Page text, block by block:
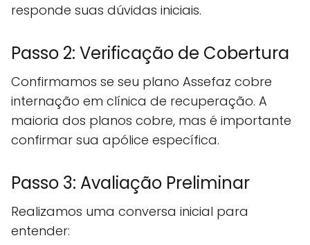
responde suas dúvidas iniciais.
Passo 2: Verificação de Cobertura
Confirmamos se seu plano Assefaz cobre
internação em clínica de recuperação. A
maioria dos planos cobre, mas é importante
confirmar sua apólice específica.
Passo 3: Avaliação Preliminar
Realizamos uma conversa inicial para
entender: